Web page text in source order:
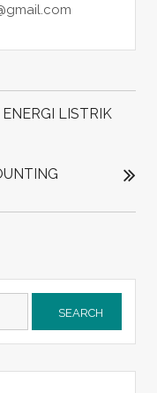
LISTRIK